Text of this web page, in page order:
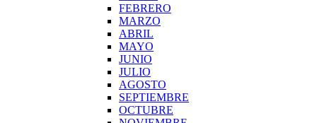
FEBRERO
MARZO
ABRIL
MAYO
JUNIO
JULIO
AGOSTO
SEPTIEMBRE
OCTUBRE